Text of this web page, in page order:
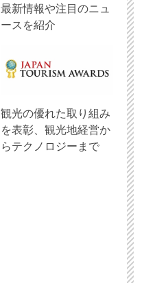
最新情報や注目のニュ
ースを紹介
観光の優れた取り組み
を表彰、観光地経営か
らテクノロジーまで